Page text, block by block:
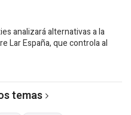
analizará alternativas a la
Lar España, que controla al
temas